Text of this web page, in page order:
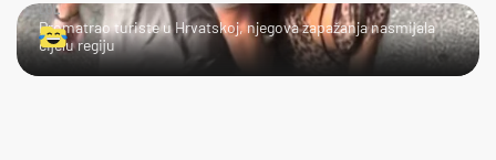
LOL
Promatrao turiste u Hrvatskoj, njegova zapažanja nasmijala
cijelu regiju